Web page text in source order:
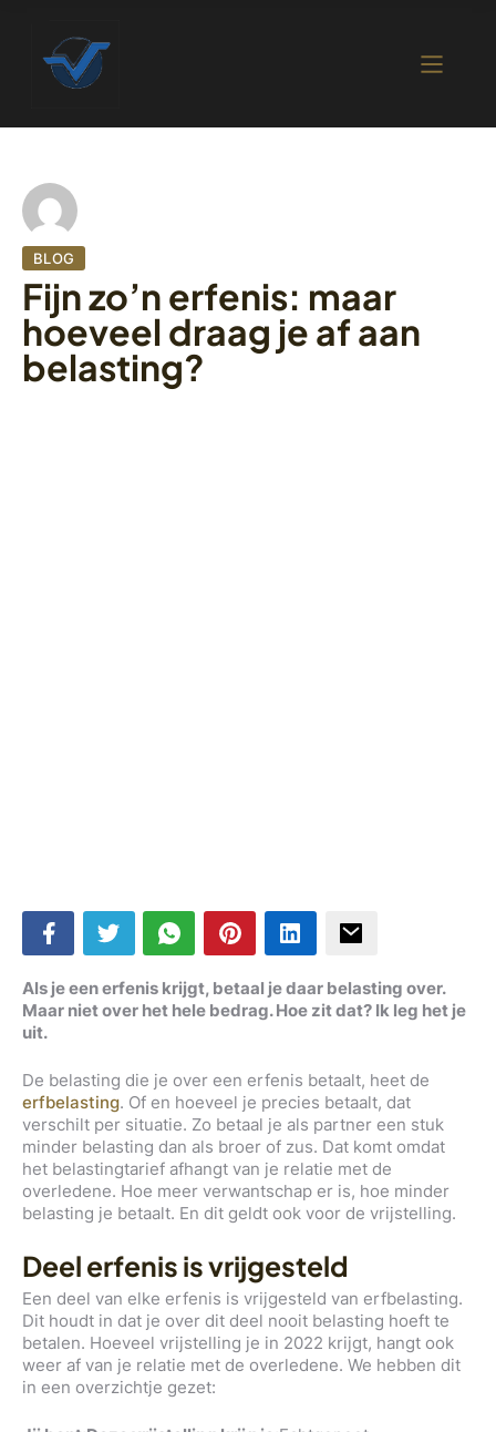
BLOG
Fijn zo’n erfenis: maar
hoeveel draag je af aan
belasting?
Als je een erfenis krijgt, betaal je daar belasting over.
Maar niet over het hele bedrag. Hoe zit dat? Ik leg het je
uit.
De belasting die je over een erfenis betaalt, heet de
erfbelasting. Of en hoeveel je precies betaalt, dat
verschilt per situatie. Zo betaal je als partner een stuk
minder belasting dan als broer of zus. Dat komt omdat
het belastingtarief afhangt van je relatie met de
overledene. Hoe meer verwantschap er is, hoe minder
belasting je betaalt. En dit geldt ook voor de vrijstelling.
Deel erfenis is vrijgesteld
Een deel van elke erfenis is vrijgesteld van erfbelasting.
Dit houdt in dat je over dit deel nooit belasting hoeft te
betalen. Hoeveel vrijstelling je in 2022 krijgt, hangt ook
weer af van je relatie met de overledene. We hebben dit
in een overzichtje gezet: